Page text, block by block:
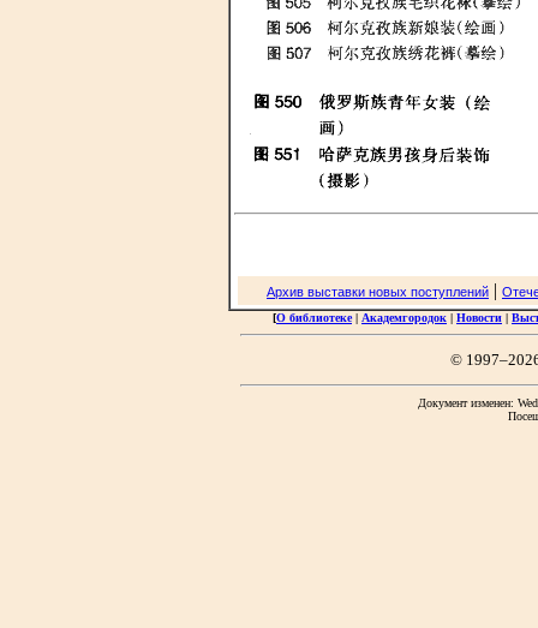
Архив выставки новых поступлений |
[О библиотеке| Академгородок | Новости |
©
Документ изменен: